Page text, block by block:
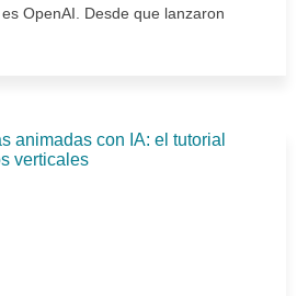
OpenAI. Desde que lanzaron